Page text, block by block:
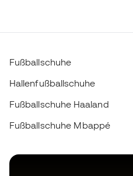
Fußballschuhe
Hallenfußballschuhe
Fußballschuhe Haaland
Fußballschuhe Mbappé